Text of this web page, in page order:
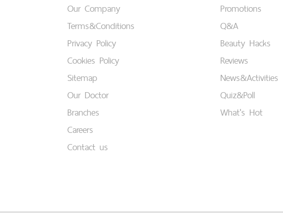
Our Company
Terms&Conditions
Privacy Policy
Cookies Policy
Sitemap
Our Doctor
Branches
Careers
Contact us
Promotions
Q&A
Beauty Hacks
Reviews
News&Activities
Quiz&Poll
What's Hot